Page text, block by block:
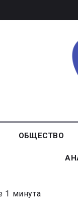
ОБЩЕСТВО
1 минута